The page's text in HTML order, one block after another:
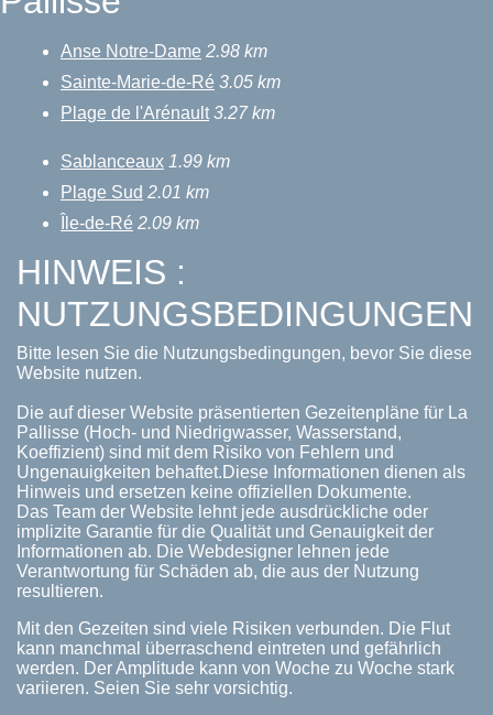
Anse Notre-Dame 2.98 km
Sainte-Marie-de-Ré 3.05 km
Plage de l'Arénault 3.27 km
Sablanceaux 1.99 km
Plage Sud 2.01 km
Île-de-Ré 2.09 km
HINWEIS :
NUTZUNGSBEDINGUNGEN
Bitte lesen Sie die Nutzungsbedingungen, bevor Sie diese
Website nutzen.
Die auf dieser Website präsentierten Gezeitenpläne für La
Pallisse (Hoch- und Niedrigwasser, Wasserstand,
Koeffizient) sind mit dem Risiko von Fehlern und
Ungenauigkeiten behaftet.Diese Informationen dienen als
Hinweis und ersetzen keine offiziellen Dokumente.
Das Team der Website lehnt jede ausdrückliche oder
implizite Garantie für die Qualität und Genauigkeit der
Informationen ab. Die Webdesigner lehnen jede
Verantwortung für Schäden ab, die aus der Nutzung
resultieren.
Mit den Gezeiten sind viele Risiken verbunden. Die Flut
kann manchmal überraschend eintreten und gefährlich
werden. Der Amplitude kann von Woche zu Woche stark
variieren. Seien Sie sehr vorsichtig.